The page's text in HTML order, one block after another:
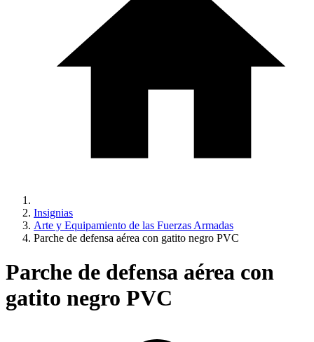
Insignias
Arte y Equipamiento de las Fuerzas Armadas
Parche de defensa aérea con gatito negro PVC
Parche de defensa aérea con
gatito negro PVC